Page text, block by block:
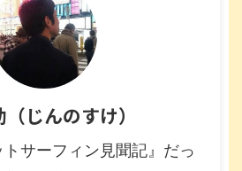
じんのすけ）
サーフィン見聞記』だっ